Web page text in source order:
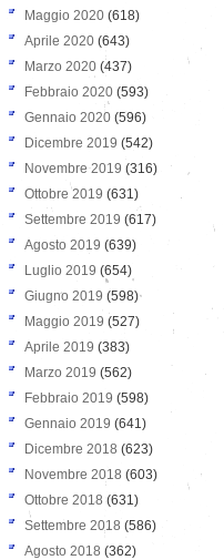
Maggio 2020 (618)
Aprile 2020 (643)
Marzo 2020 (437)
Febbraio 2020 (593)
Gennaio 2020 (596)
Dicembre 2019 (542)
Novembre 2019 (316)
Ottobre 2019 (631)
Settembre 2019 (617)
Agosto 2019 (639)
Luglio 2019 (654)
Giugno 2019 (598)
Maggio 2019 (527)
Aprile 2019 (383)
Marzo 2019 (562)
Febbraio 2019 (598)
Gennaio 2019 (641)
Dicembre 2018 (623)
Novembre 2018 (603)
Ottobre 2018 (631)
Settembre 2018 (586)
Agosto 2018 (362)